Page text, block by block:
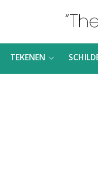
TEKENEN